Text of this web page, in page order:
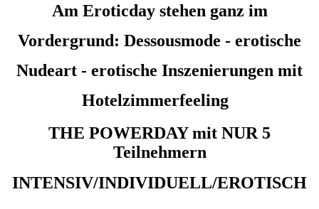
Am Eroticday stehen ganz im
Vordergrund: Dessousmode - erotische
Nudeart - erotische Inszenierungen mit
Hotelzimmerfeeling
THE POWERDAY mit NUR 5
Teilnehmern
INTENSIV/INDIVIDUELL/EROTISCH